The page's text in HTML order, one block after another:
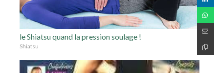
le Shiatsu quand la pression soulage !
Shiatsu